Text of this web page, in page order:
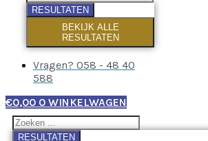
RESULTATEN
BEKIJK ALLE
RESULTATEN
Vragen? 058 - 48 40
588
€0,00 0 WINKELWAGEN
RESULTATEN